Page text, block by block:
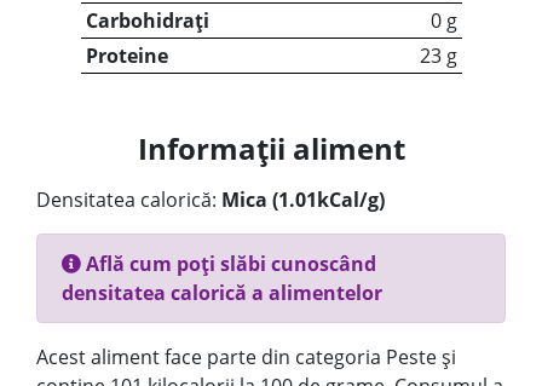
Carbohidrați
0 g
Proteine
23 g
Informații aliment
Densitatea calorică: Mica (1.01kCal/g)
Află cum poți slăbi cunoscând
densitatea calorică a alimentelor
Acest aliment face parte din categoria Peste și